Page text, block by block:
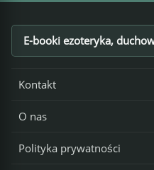
Footer
E-booki ezoteryka,
Kontakt
O nas
Polityka prywatności